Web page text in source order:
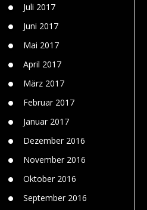
Juli 2017
Juni 2017
Mai 2017
April 2017
März 2017
Februar 2017
Januar 2017
Dezember 2016
November 2016
Oktober 2016
September 2016